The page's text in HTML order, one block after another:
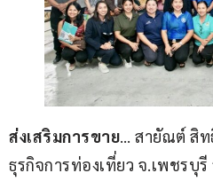
ส่งเสริมการขาย … สายัณต์ สิ
ธุรกิจการท่องเที่ยว จ.เพชรบุ